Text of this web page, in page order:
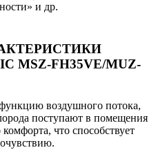
и др.
MSZ-FH35VE/MUZ-
воздушного потока,
поступают в помещения
что способствует